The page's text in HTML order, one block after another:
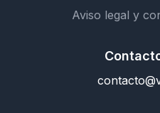
Aviso legal y